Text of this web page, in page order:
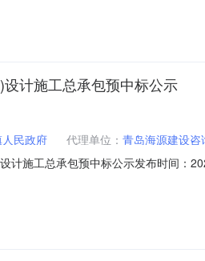
：青岛海源建设咨询有限公司联系人
计施工总承包预中标公示
民政府 代理单位： 青岛海源建设咨
计施工总承包预中标公示发布时间
招标单位：胶州市李哥庄镇人民